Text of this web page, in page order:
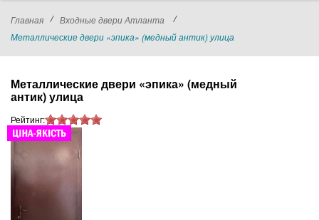
Главная / Входные двери Атланта
/
Металлические двери «эпика» (медный антик) улица
Металлические двери «эпика» (медный
антик) улица
Рейтинг: